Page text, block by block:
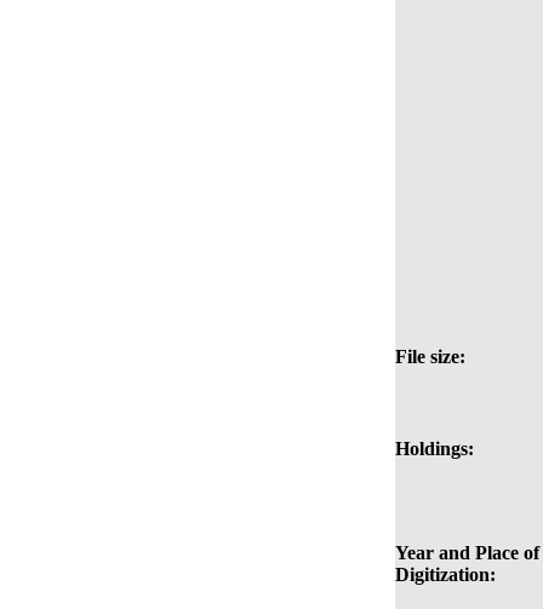
File size:
Holdings:
Year and Place of
Digitization: